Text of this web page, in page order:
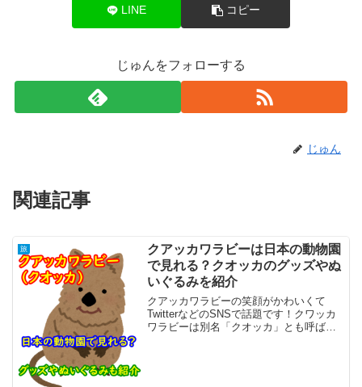
LINE コピー
じゅんをフォローする
じゅん
関連記事
旅
クアッカワラビーは日本の動物園
で見れる？クオッカのグッズやぬ
いぐるみを紹介
クアッカワラビーの笑顔がかわいくて
TwitterなどのSNSで話題です！クワッカ
ワラビーは別名「クオッカ」とも呼ばれ